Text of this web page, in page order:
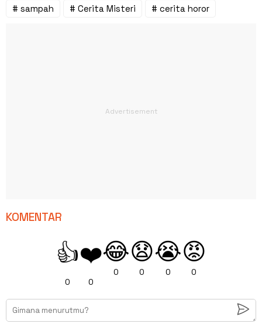
# sampah # Cerita Misteri # cerita horor
KOMENTAR
👍
0
❤️
0
😂
0
😧
0
😭
0
😡
0